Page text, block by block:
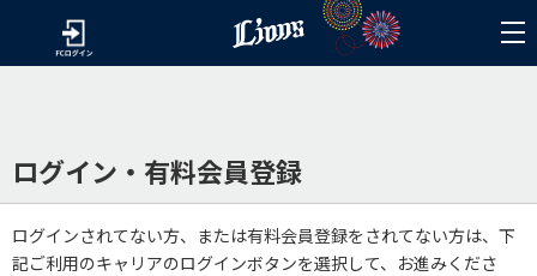
ログイン・有料会員登録
ログインされてない方、または有料会員登録をされてない方は、下
記ご利用のキャリアのログインボタンを選択して、お進みくださ